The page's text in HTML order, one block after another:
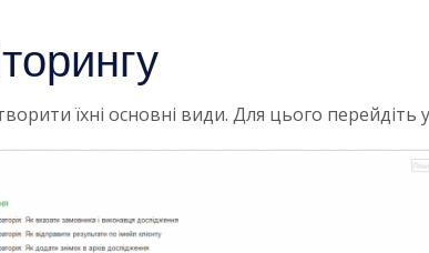
їхні основні види. Для цього перейдіть